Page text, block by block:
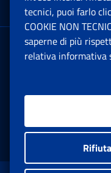
App mobile
Sede
00144
Facebook:Twitter:
tecnici, puoi farlo
COOKIE NON
saperne di più
relativa informativa